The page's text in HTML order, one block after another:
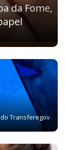
da Fome,
Transferegov